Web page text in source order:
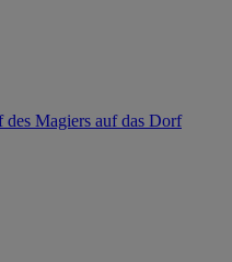
Magiers auf das Dorf